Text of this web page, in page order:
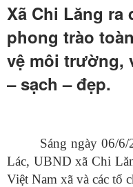
Xã Chi Lăng
phong trào
vệ môi trường,
– sạch – đẹp.
Sáng ngày 06/
Lác, UBND xã Chi
Việt Nam xã và các tổ